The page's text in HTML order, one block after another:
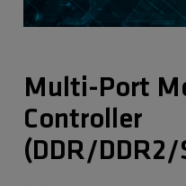
Multi-Port
Controller
(DDR/DDR2/